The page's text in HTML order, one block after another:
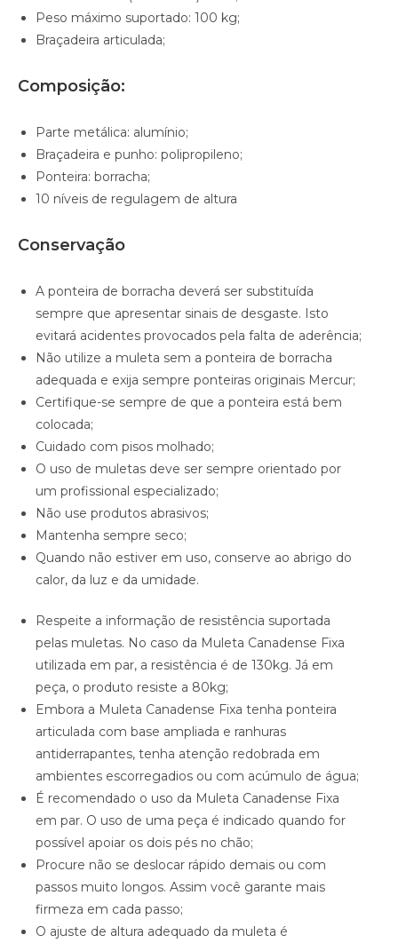
Peso máximo suportado: 100 kg;
Braçadeira articulada;
Composição:
Parte metálica: alumínio;
Braçadeira e punho: polipropileno;
Ponteira: borracha;
10 níveis de regulagem de altura
Conservação
A ponteira de borracha deverá ser substituída
sempre que apresentar sinais de desgaste. Isto
evitará acidentes provocados pela falta de aderência;
Não utilize a muleta sem a ponteira de borracha
adequada e exija sempre ponteiras originais Mercur;
Certifique-se sempre de que a ponteira está bem
colocada;
Cuidado com pisos molhado;
O uso de muletas deve ser sempre orientado por
um profissional especializado;
Não use produtos abrasivos;
Mantenha sempre seco;
Quando não estiver em uso, conserve ao abrigo do
calor, da luz e da umidade.
Respeite a informação de resistência suportada
pelas muletas. No caso da Muleta Canadense Fixa
utilizada em par, a resistência é de 130kg. Já em
peça, o produto resiste a 80kg;
Embora a Muleta Canadense Fixa tenha ponteira
articulada com base ampliada e ranhuras
antiderrapantes, tenha atenção redobrada em
ambientes escorregadios ou com acúmulo de água;
É recomendado o uso da Muleta Canadense Fixa
em par. O uso de uma peça é indicado quando for
possível apoiar os dois pés no chão;
Procure não se deslocar rápido demais ou com
passos muito longos. Assim você garante mais
firmeza em cada passo;
O ajuste de altura adequado da muleta é